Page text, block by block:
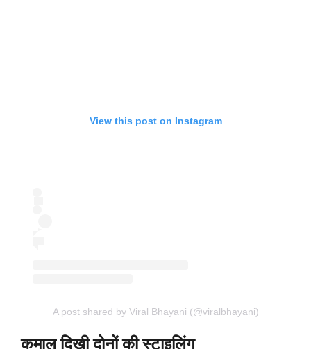
View this post on Instagram
A post shared by Viral Bhayani (@viralbhayani)
कमाल दिखी दोनों की स्टाइलिंग